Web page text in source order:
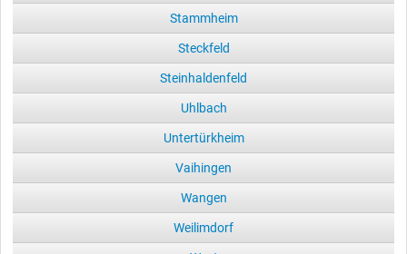
Stammheim
Steckfeld
Steinhaldenfeld
Uhlbach
Untertürkheim
Vaihingen
Wangen
Weilimdorf